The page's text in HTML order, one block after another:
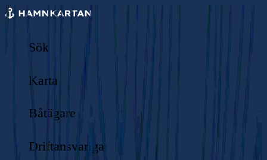
Sök
Karta
Båtägare
Driftansvariga